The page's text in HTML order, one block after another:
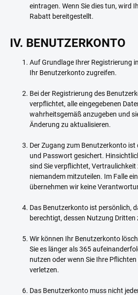
eintragen. Wenn Sie dies tun, wird
Rabatt bereitgestellt.
IV. BENUTZERKONTO
Auf Grundlage Ihrer Registrierung
Ihr Benutzerkonto zugreifen.
Bei der Registrierung des
verpflichtet, alle eingegebenen
wahrheitsgemäß anzugeben und
Änderung zu aktualisieren.
Der Zugang zum Benutzerkonto
und Passwort gesichert.
sind Sie verpflichtet,
niemandem mitzuteilen. Im Falle
übernehmen wir keine
Das Benutzerkonto ist persönlich,
berechtigt, dessen Nutzung Dritten
Wir können Ihr Benutzerkonto
Sie es länger als 365
nutzen oder wenn Sie Ihre
verletzen.
Das Benutzerkonto muss nicht